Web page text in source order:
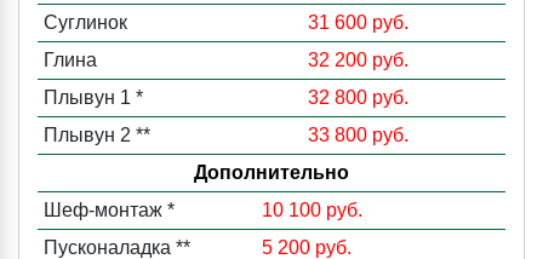
Суглинок
31 600 руб.
Глина
32 200 руб.
Плывун 1 *
32 800 руб.
Плывун 2 **
33 800 руб.
Дополнительно
Шеф-монтаж *
10 100 руб.
Пусконаладка **
5 200 руб.